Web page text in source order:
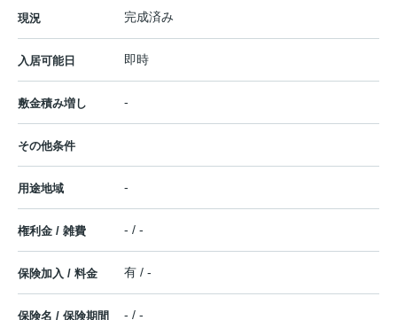
現況 完成済み
入居可能日 即時
敷金積み増し -
その他条件
用途地域 -
権利金 / 雑費 - / -
保険加入 / 料金 有 / -
保険名 / 保険期間 - / -